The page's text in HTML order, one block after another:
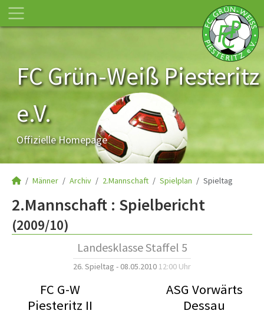
FC Grün-Weiß Piesteritz
e.V.
Offizielle Homepage
Männer Archiv 2.Mannschaft Spielplan Spieltag
2.Mannschaft : Spielbericht
(2009/10)
Landesklasse Staffel 5
26. Spieltag - 08.05.2010 12:00 Uhr
FC G-W
Piesteritz II
ASG Vorwärts
Dessau